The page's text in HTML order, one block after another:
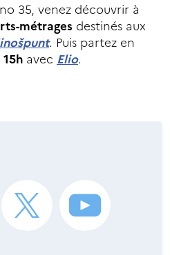
35, venez découvrir à
métrages destinés aux
. Puis partez en
15h avec Elio.